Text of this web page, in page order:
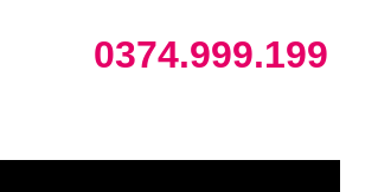
0374.999.199